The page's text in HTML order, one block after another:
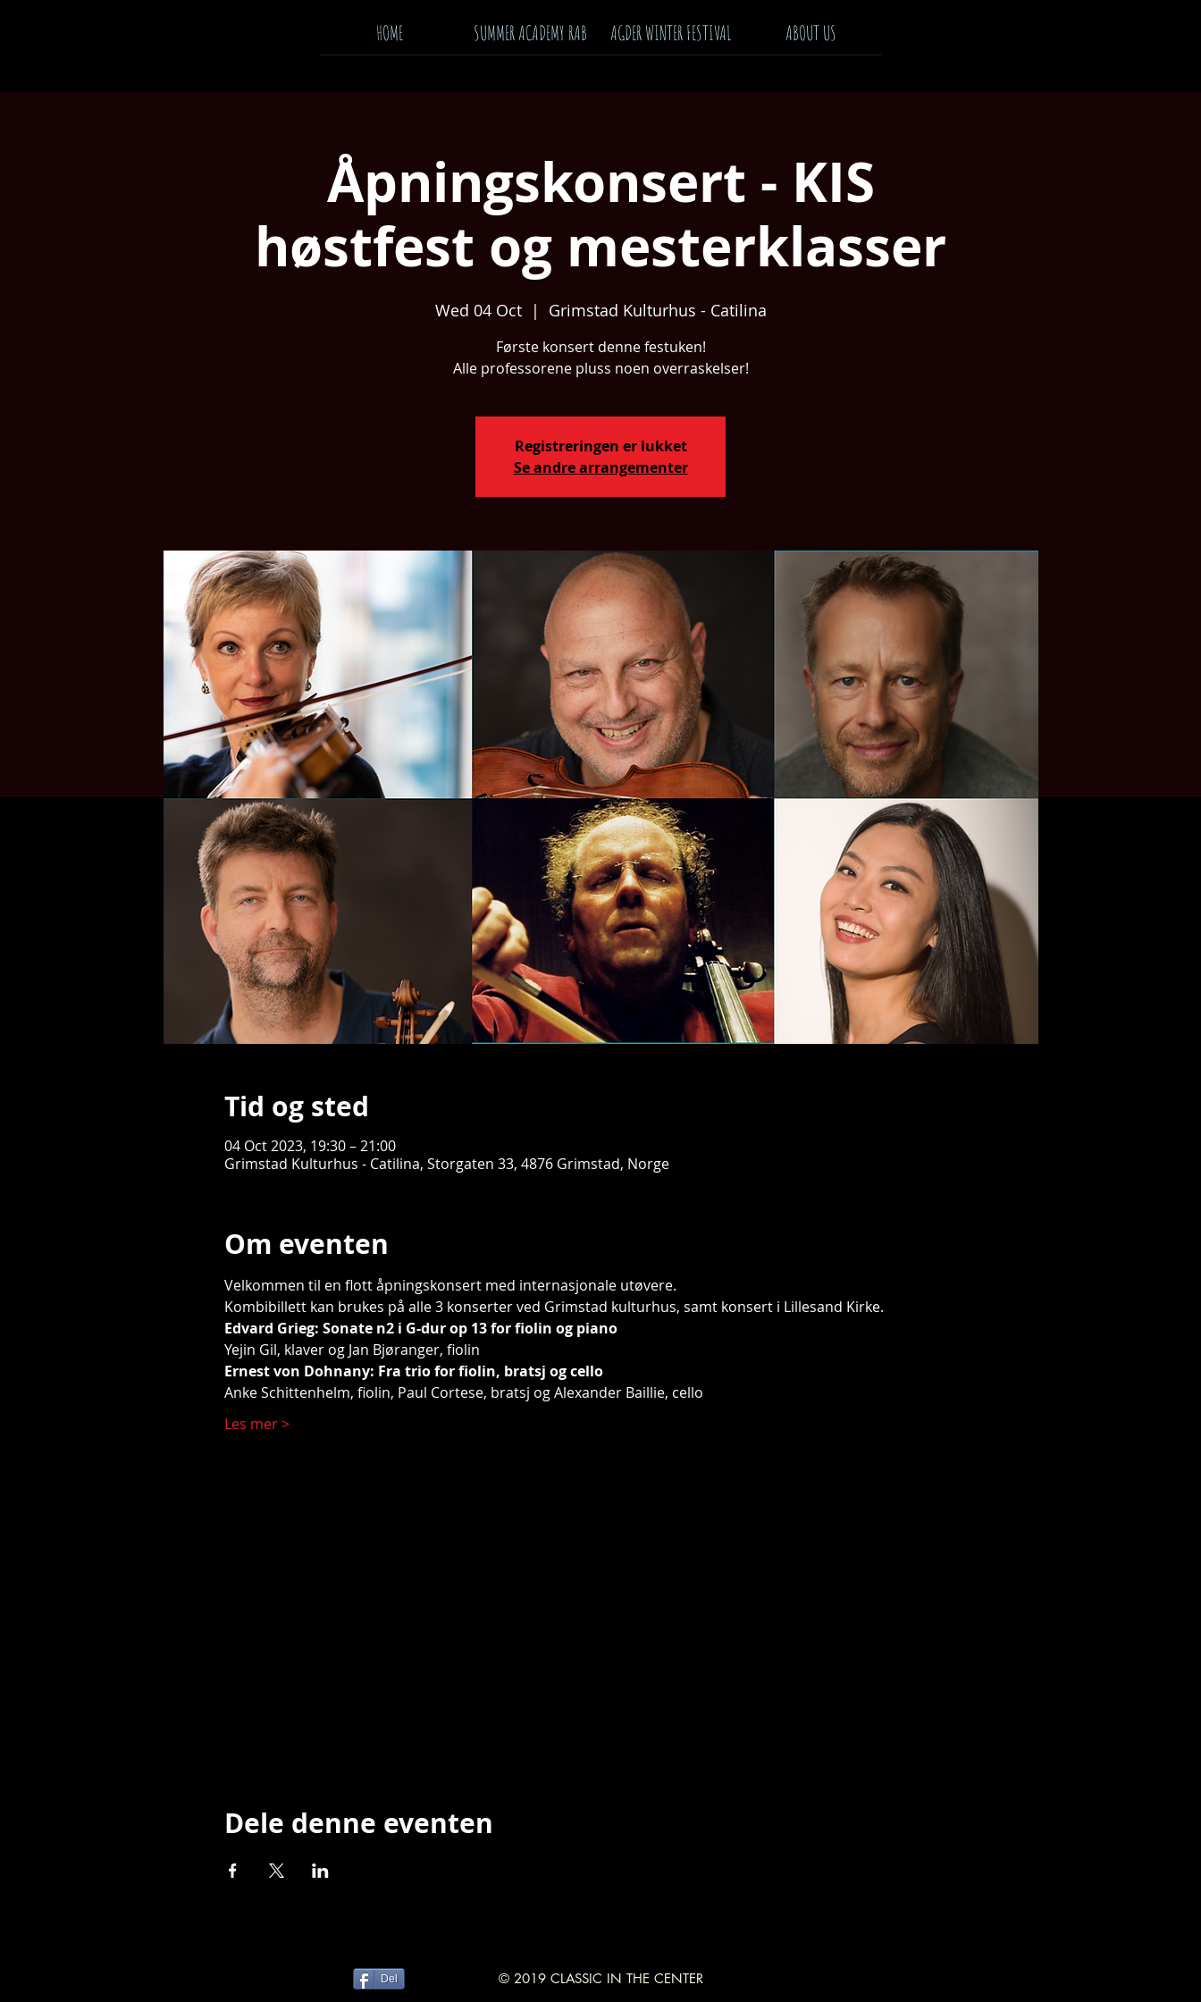
HOME SUMMER ACADEMY RAB AGDER WINTER FESTIVAL ABOUT US
Åpningskonsert - KIS
høstfest og mesterklasser
Wed 04 Oct
  |
Grimstad Kulturhus - Catilina
Første konsert denne festuken!
Alle professorene pluss noen overraskelser!
Registreringen er lukket
Se andre arrangementer
Tid og sted
04 Oct 2023, 19:30 – 21:00
Grimstad Kulturhus - Catilina, Storgaten 33, 4876 Grimstad, Norge
Om eventen
Velkommen til en flott åpningskonsert med internasjonale utøvere.
Kombibillett kan brukes på alle 3 konserter ved Grimstad kulturhus, samt konsert i Lillesand Kirke.
Edvard Grieg: Sonate n2 i G-dur op 13 for fiolin og piano
Yejin Gil, klaver og Jan Bjøranger, fiolin
Ernest von Dohnany: Fra trio for fiolin, bratsj og cello
Anke Schittenhelm, fiolin, Paul Cortese, bratsj og Alexander Baillie, cello
Les mer >
Dele denne eventen
© 2019 CLASSIC IN THE CENTER
Del